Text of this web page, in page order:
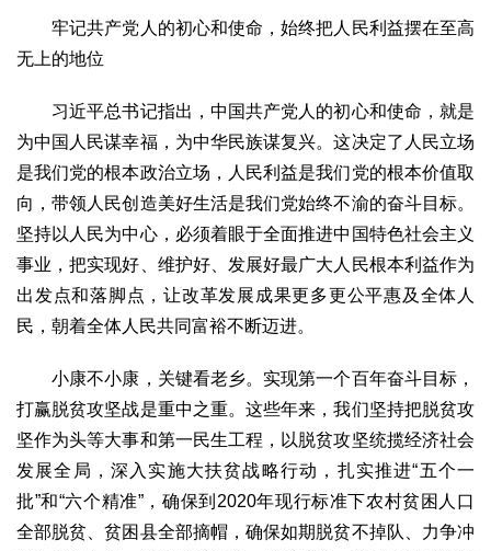
智慧农业 智慧乡村 基层之声
国防建设 军民融合 兵器装备 军营风采
国际
中国与世界 国际视点 国际合作 他山之石
生态
生态文明 能源资源 环境保护 地方生态 休闲旅游
视频
地方
京 津 冀 晋 蒙 辽 吉 黑 沪 苏 浙 皖
闽
赣
鲁 豫 鄂 湘 琼 渝 川 黔 滇
藏
智库
牢记共产党人的初心和使命，始终把人民利益摆在至高
无上的地位
习近平总书记指出，中国共产党人的初心和使命，就是
为中国人民谋幸福，为中华民族谋复兴。这决定了人民立场
是我们党的根本政治立场，人民利益是我们党的根本价值取
向，带领人民创造美好生活是我们党始终不渝的奋斗目标。
坚持以人民为中心，必须着眼于全面推进中国特色社会主义
事业，把实现好、维护好、发展好最广大人民根本利益作为
出发点和落脚点，让改革发展成果更多更公平惠及全体人
民，朝着全体人民共同富裕不断迈进。
小康不小康，关键看老乡。实现第一个百年奋斗目标，
打赢脱贫攻坚战是重中之重。这些年来，我们坚持把脱贫攻
坚作为头等大事和第一民生工程，以脱贫攻坚统揽经济社会
发展全局，深入实施大扶贫战略行动，扎实推进“五个一
批”和“六个精准”，确保到2020年现行标准下农村贫困人口
全部脱贫、贫困县全部摘帽，确保如期脱贫不掉队、力争冲